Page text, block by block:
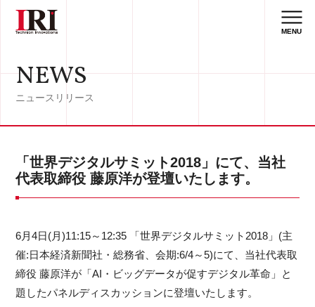
MENU
NEWS
ニュースリリース
「世界デジタルサミット2018」にて、当社
代表取締役 藤原洋が登壇いたします。
6月4日(月)11:15～12:35 「世界デジタルサミット2018」(主
催:日本経済新聞社・総務省、会期:6/4～5)にて、当社代表取
締役 藤原洋が「AI・ビッグデータが促すデジタル革命」と
題したパネルディスカッションに登壇いたします。